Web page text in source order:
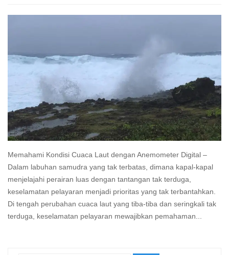
Memahami Kondisi Cuaca Laut dengan Anemometer Digital –
Dalam labuhan samudra yang tak terbatas, dimana kapal-kapal
menjelajahi perairan luas dengan tantangan tak terduga,
keselamatan pelayaran menjadi prioritas yang tak terbantahkan.
Di tengah perubahan cuaca laut yang tiba-tiba dan seringkali tak
terduga, keselamatan pelayaran mewajibkan pemahaman...